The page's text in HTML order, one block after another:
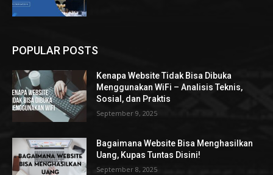
POPULAR POSTS
Kenapa Website Tidak Bisa Dibuka
Menggunakan WiFi – Analisis Teknis,
Sosial, dan Praktis
September 9, 2025
Bagaimana Website Bisa Menghasilkan
Uang, Kupas Tuntas Disini!
September 8, 2025